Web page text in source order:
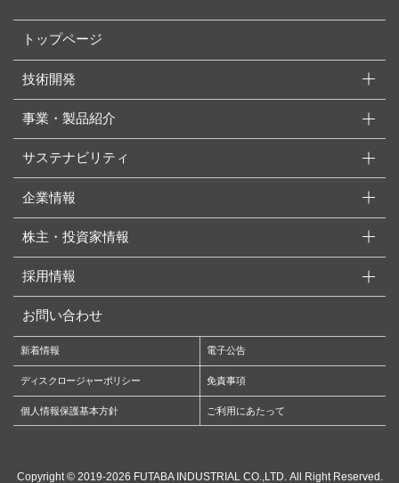
トップページ
技術開発
事業・製品紹介
サステナビリティ
企業情報
株主・投資家情報
採用情報
新着情報 電子公告
ディスクロージャーポリシー 免責事項
個人情報保護基本方針 ご利用にあたって
お問い合わせ
Copyright © 2019-2026 FUTABA INDUSTRIAL CO.,LTD. All Right Reserved.